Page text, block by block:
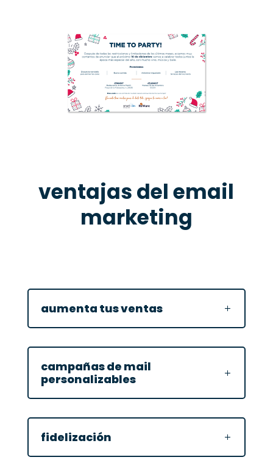
ventajas del email
marketing
aumenta tus ventas
campañas de mail
personalizables
fidelización